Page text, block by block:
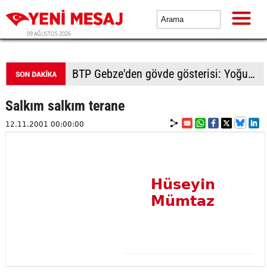
09 AĞUSTOS 2026
BTP Gebze'den gövde gösterisi: Yoğun katılımla yeni üyeler rozetlerini taktı
Salkım salkım terane
12.11.2001 00:00:00
Hüseyin
Mümtaz